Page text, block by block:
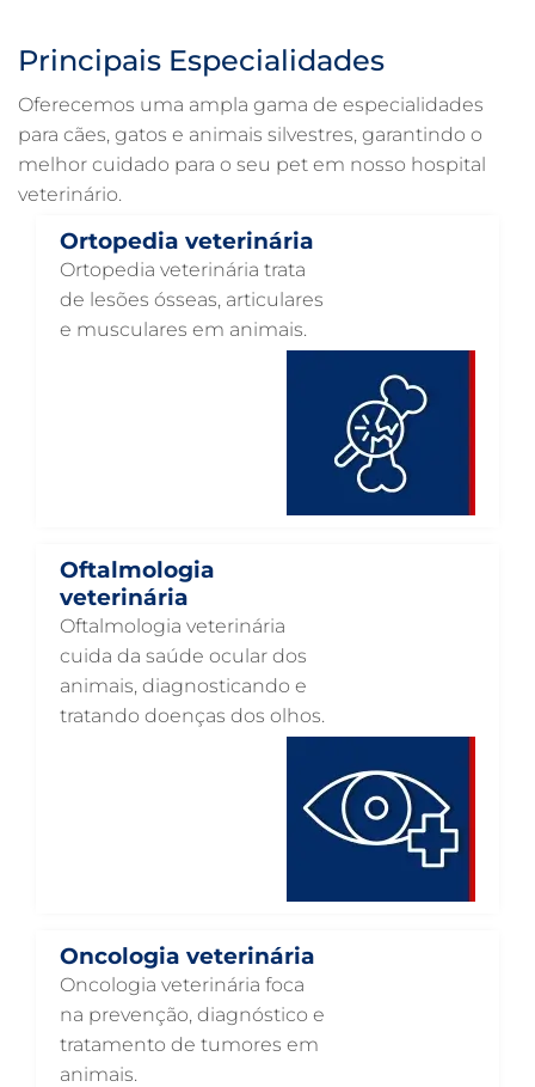
ULTRASSONOGRAFIA PARA CACHORRO EM GUARULHOS
ULTRASSOM VETERINÁRIO EM GUARULHOS
TRATAMENTO DE ANIMAIS EM GUARULHOS
RAIO X VETERINÁRIO EM GUARULHOS
PNEUMOLOGIA VETERINÁRIA EM GUARULHOS
OTOSCOPIA VETERINÁRIA EM GUARULHOS
OTOSCOPIA DIGITAL VETERINÁRIA EM GUARULHOS
OFTALMOLOGIA VETERINÁRIA EM GUARULHOS
NEUROLOGIA ANIMAL EM GUARULHOS
NEFROLOGIA VETERINÁRIA EM GUARULHOS
LABORATÓRIO PET EM GUARULHOS
INTERNAÇÃO VETERINÁRIA EM GUARULHOS
INTENSIVISMO VETERINÁRIO EM GUARULHOS
HOSPITAL PARA ANIMAIS EM GUARULHOS
HEMATOLOGIA VETERINÁRIA EM GUARULHOS
GASTROENTEROLOGIA VETERINÁRIA EM GUARULHOS
Principais Especialidades
Oferecemos uma ampla gama de especialidades
para cães, gatos e animais silvestres, garantindo o
melhor cuidado para o seu pet em nosso hospital
veterinário.
Ortopedia veterinária
Ortopedia veterinária trata
de lesões ósseas, articulares
e musculares em animais.
Oftalmologia
veterinária
Oftalmologia veterinária
cuida da saúde ocular dos
animais, diagnosticando e
tratando doenças dos olhos.
Oncologia veterinária
Oncologia veterinária foca
na prevenção, diagnóstico e
tratamento de tumores em
animais.